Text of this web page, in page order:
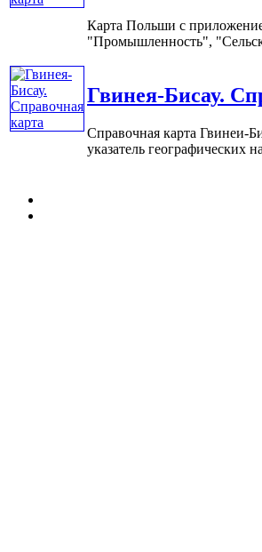
Карта Польши с
"Промышленность",
Гвинея-Бисау.
Справочная карта Гвинеи-
указатель географических